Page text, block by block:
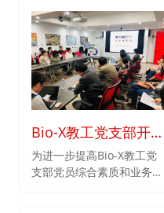
的优秀拔尖创新人才来我院
攻读研究生学位，2021年
将举办研究生招生夏令营活
动。
Bio-X教工党支部开
展职业技能培训与党
建工作相结合系列学
为进一步提高Bio-X教工党
支部党员综合素质和业务能